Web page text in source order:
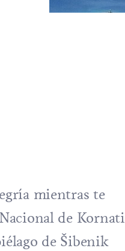
mientras te
de Kornati
de Šibenik